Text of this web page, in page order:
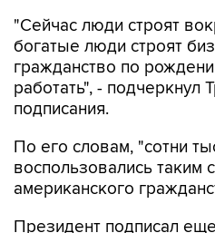
"Сейчас люди строят
богатые люди строят
гражданство по
работать", - подчеркнул
подписания.
По его словам, "сотни
воспользовались таким
американского
Президент подписал